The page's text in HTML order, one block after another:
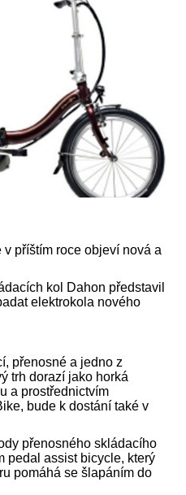
příštím roce objeví nová a
kol Dahon představil
elektrokola nového
přenosné a jedno z
trh dorazí jako horká
a prostřednictvím
bude k dostání také v
přenosného skládacího
pedal assist bicycle, který
pomáhá se šlapáním do